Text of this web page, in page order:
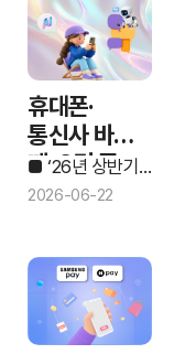
휴대폰·
통신사 바꿀
때, 2명 중
1명 생성형
■ ‘26년 상반기
‘이동통신
소비자의 AI 활용
2026-06-22